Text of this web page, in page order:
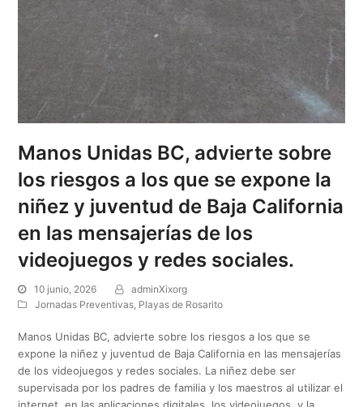
Manos Unidas BC, advierte sobre
los riesgos a los que se expone la
niñez y juventud de Baja California
en las mensajerías de los
videojuegos y redes sociales.
10 junio, 2026
adminXixorg
Jornadas Preventivas, Playas de Rosarito
Manos Unidas BC, advierte sobre los riesgos a los que se
expone la niñez y juventud de Baja California en las mensajerías
de los videojuegos y redes sociales. La niñez debe ser
supervisada por los padres de familia y los maestros al utilizar el